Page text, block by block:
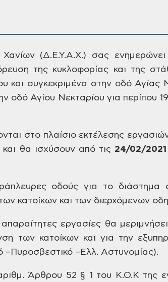
(Δ.Ε.Υ.Α.Χ.) σας ενημερώνει
της κυκλοφορίας και της
και συγκεκριμένα στην οδό Αγίας
οδό Αγίου Νεκταρίου για περίπου
στοπλαίσιο εκτέλεσης
και θα ισχύσουν από τις 24/02/2021
οδούς για το διάστημα
κατοίκων και των διερχόμενων
απαραίτητες εργασίες θα μεριμνήσει
των κατοίκων και για την
–Πυροσβεστικό –Ελλ. Αστυνομίας).
Άρθρου 52 § 1 του Κ.Ο.Κ της